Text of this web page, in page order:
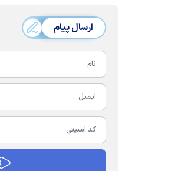
ارسال پیام